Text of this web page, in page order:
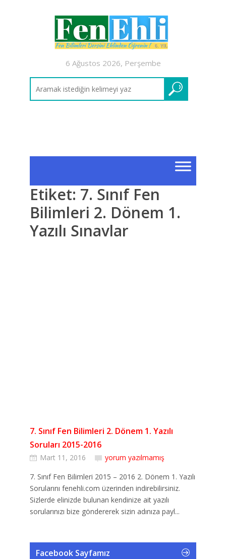
6 Ağustos 2026, Perşembe
Etiket: 7. Sınıf Fen
Bilimleri 2. Dönem 1.
Yazılı Sınavlar
7. Sınıf Fen Bilimleri 2. Dönem 1. Yazılı
Soruları 2015-2016
Mart 11, 2016
yorum yazılmamış
7. Sınıf Fen Bilimleri 2015 – 2016 2. Dönem 1. Yazılı
Sorularını fenehli.com üzerinden indirebilirsiniz.
Sizlerde elinizde bulunan kendinize ait yazılı
sorularınızı bize göndererek sizin adınıza payl...
Facebook Sayfamız